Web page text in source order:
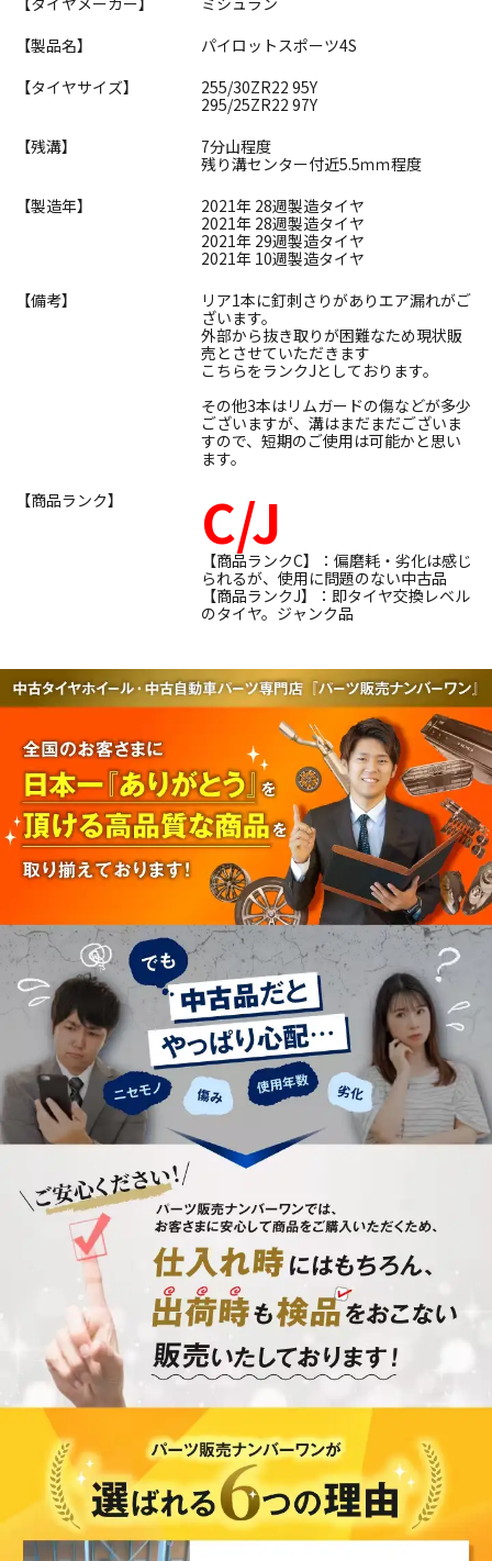
【製品名】
パイロットスポーツ4S
【タイヤサイズ】
255/30ZR22 95Y
295/25ZR22 97Y
【残溝】
7分山程度
残り溝センター付近5.5ｍｍ程度
【製造年】
2021年 28週製造タイヤ
2021年 28週製造タイヤ
2021年 29週製造タイヤ
2021年 10週製造タイヤ
【備考】
リア1本に釘刺さりがありエア漏れがご
ざいます。
外部から抜き取りが困難なため現状販
売とさせていただきます
こちらをランクJとしております。
その他3本はリムガードの傷などが多少
ございますが、溝はまだまだございま
すので、短期のご使用は可能かと思い
ます。
【商品ランク】
C/J
【商品ランクC】：偏磨耗・劣化は感じ
られるが、使用に問題のない中古品
【商品ランクJ】：即タイヤ交換レベル
のタイヤ。ジャンク品